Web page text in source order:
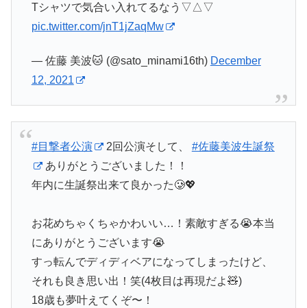
Tシャツで気合い入れてるなう▽△▽
pic.twitter.com/jnT1jZaqMw
— 佐藤 美波🐱 (@sato_minami16th) December
12, 2021
#目撃者公演 2回公演そして、 #佐藤美波生誕祭
ありがとうございました！！
年内に生誕祭出来て良かった🥲💖
お花めちゃくちゃかわいい…！素敵すぎる😭本当
にありがとうございます😭
すっ転んでディディベアになってしまったけど、
それも良き思い出！笑(4枚目は再現だよ🧸)
18歳も夢叶えてくぞ〜！